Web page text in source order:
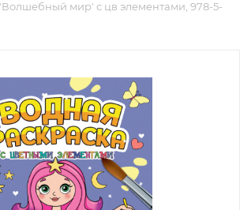
мир' с цв элементами, 978-5-